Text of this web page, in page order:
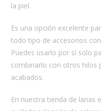
la piel.
Es una opción excelente
todo tipo de accesorios
Puedes usarlo por sí solo
combinarlo con otros hilos
acabados.
En nuestra tienda de lanas